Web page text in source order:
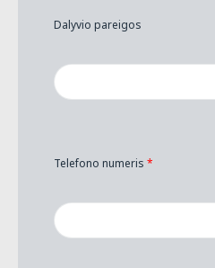
Dalyvio pareigos
Telefono numeris *